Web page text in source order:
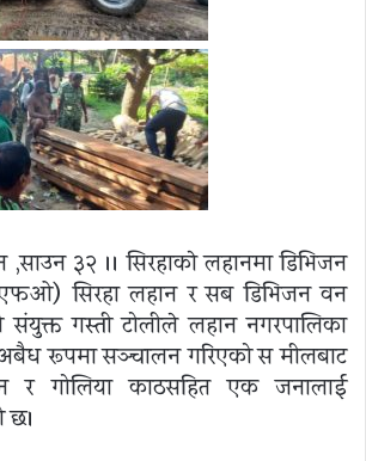
३२ ।। सिरहाकाे लहानमा डिभिजन
सिरहा लहान र सब डिभिजन वन
संयुक्त गस्ती टोलीले लहान नगरपालिका
अबैध रूपमा सञ्चालन गरिएको स मीलबाट
र गोलिया काठसहित एक जनालाई
छ।